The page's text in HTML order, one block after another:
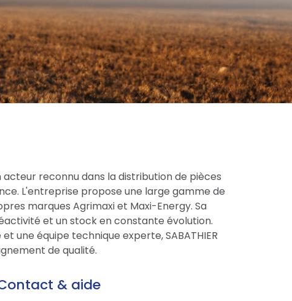
acteur reconnu dans la distribution de pièces
L'entreprise propose une large gamme de
marques Agrimaxi et Maxi-Energy. Sa
et un stock en constante évolution.
une équipe technique experte, SABATHIER
de qualité.
& aide